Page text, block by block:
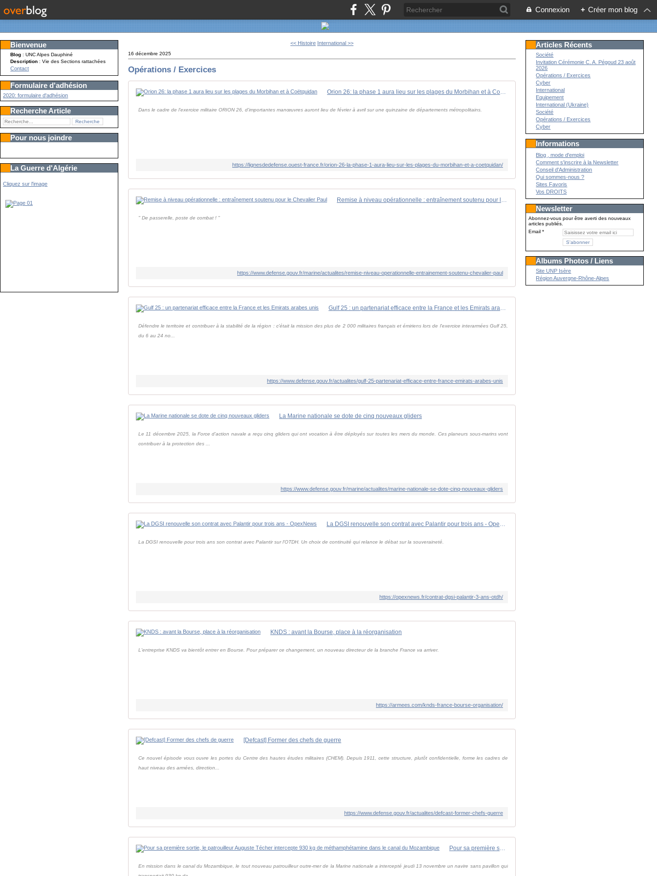
Connexion + Créer mon blog
Bienvenue
Blog : UNC Alpes Dauphiné
Description: Vie des Sections rattachées
Contact
Formulaire d'adhésion
2020: formulaire d'adhésion
Recherche Article
Pour nous joindre
La Guerre d'Algérie
Cliquez sur l'image
<< Histoire International >>
16 décembre 2025
Opérations / Exercices
Orion 26: la phase 1 aura lieu sur les plages du Morbihan et à Coëtquidan
Dans le cadre de l'exercice militaire ORION 26, d'importantes manœuvres auront lieu de février à avril sur une quinzaine de départements métropolitains.
https://lignesdedefense.ouest-france.fr/orion-26-la-phase-1-aura-lieu-sur-les-plages-du-morbihan-et-a-coetquidan/
Remise à niveau opérationnelle : entraînement soutenu pour le Chevalier Paul
" De passerelle, poste de combat ! "
https://www.defense.gouv.fr/marine/actualites/remise-niveau-operationnelle-entrainement-soutenu-chevalier-paul
Gulf 25 : un partenariat efficace entre la France et les Emirats arabes unis
Défendre le territoire et contribuer à la stabilité de la région : c'était la mission des plus de 2 000 militaires français et émiriens lors de l'exercice interarmées Gulf 25,
du 6 au 24 no...
https://www.defense.gouv.fr/actualites/gulf-25-partenariat-efficace-entre-france-emirats-arabes-unis
La Marine nationale se dote de cinq nouveaux gliders
Le 11 décembre 2025, la Force d'action navale a reçu cinq gliders qui ont vocation à être déployés sur toutes les mers du monde. Ces planeurs sous-marins vont
contribuer à la protection des ...
https://www.defense.gouv.fr/marine/actualites/marine-nationale-se-dote-cinq-nouveaux-gliders
La DGSI renouvelle son contrat avec Palantir pour trois ans - OpexNews
La DGSI renouvelle pour trois ans son contrat avec Palantir sur l'OTDH. Un choix de continuité qui relance le débat sur la souveraineté.
https://opexnews.fr/contrat-dgsi-palantir-3-ans-otdh/
KNDS : avant la Bourse, place à la réorganisation
L'entreprise KNDS va bientôt entrer en Bourse. Pour préparer ce changement, un nouveau directeur de la branche France va arriver.
https://armees.com/knds-france-bourse-organisation/
[Defcast] Former des chefs de guerre
Ce nouvel épisode vous ouvre les portes du Centre des hautes études militaires (CHEM). Depuis 1911, cette structure, plutôt confidentielle, forme les cadres de
haut niveau des armées, direction...
https://www.defense.gouv.fr/actualites/defcast-former-chefs-guerre
Pour sa première sortie, le patrouilleur Auguste Técher intercepte 930 kg de méthamphétamine dans le canal du Mozambique
En mission dans le canal du Mozambique, le tout nouveau patrouilleur outre-mer de la Marine nationale a intercepté jeudi 13 novembre un navire sans pavillon qui
Articles Récents
Société
Invitation Cérémonie C. A. Pégoud 23 août
2026
Opérations / Exercices
Cyber
International
Equipement
International (Ukraine)
Société
Opérations / Exercices
Cyber
Informations
Blog , mode d'emploi
Comment s'inscrire à la Newsletter
Conseil d'Administration
Qui sommes-nous ?
Sites Favoris
Vos DROITS
Newsletter
Abonnez-vous pour être averti des nouveaux
articles publiés.
Email
Albums Photos / Liens
Site UNP Isère
Région Auvergne-Rhône-Alpes